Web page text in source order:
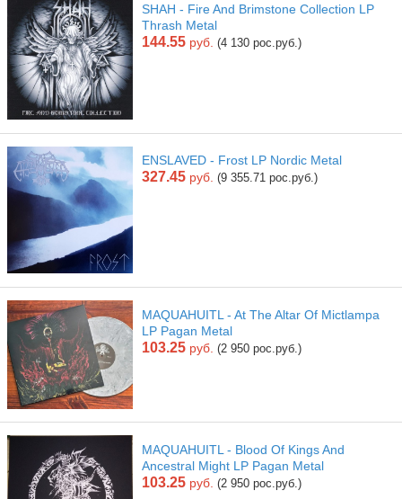
SHAH - Fire And Brimstone Collection LP
Thrash Metal
144.55 руб. (4 130 рос.руб.)
ENSLAVED - Frost LP Nordic Metal
327.45 руб. (9 355.71 рос.руб.)
MAQUAHUITL - At The Altar Of Mictlampa
LP Pagan Metal
103.25 руб. (2 950 рос.руб.)
MAQUAHUITL - Blood Of Kings And
Ancestral Might LP Pagan Metal
103.25 руб. (2 950 рос.руб.)